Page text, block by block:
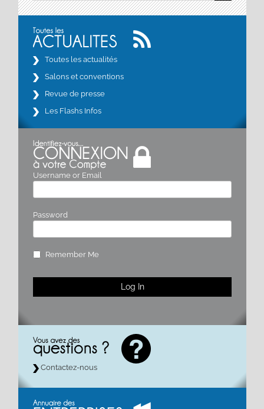
Toutes les actualités
Salons et conventions
Revue de presse
Les Flashs Infos
Username or Email
Password
Remember Me
Contactez-nous